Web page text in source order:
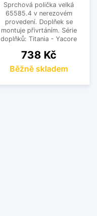
Sprchová polička velká
65585.4 v nerezovém
provedení. Doplňek se
montuje přivrtáním. Série
doplňků: Titania - Yacore
Cena
738 Kč
Běžně skladem